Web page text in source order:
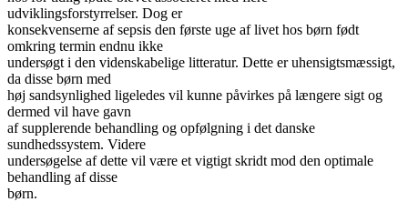
udviklingsforstyrrelser. Dog er
konsekvenserne af sepsis den første uge af livet hos børn født
omkring termin endnu ikke
undersøgt i den videnskabelige litteratur. Dette er uhensigtsmæssigt,
da disse børn med
høj sandsynlighed ligeledes vil kunne påvirkes på længere sigt og
dermed vil have gavn
af supplerende behandling og opfølgning i det danske
sundhedssystem. Videre
undersøgelse af dette vil være et vigtigt skridt mod den optimale
behandling af disse
børn.